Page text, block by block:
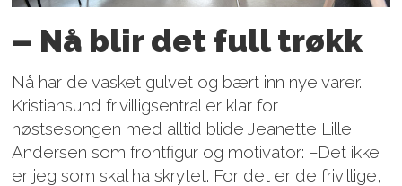
– Nå blir det full trøkk
Nå har de vasket gulvet og bært inn nye varer.
Kristiansund frivilligsentral er klar for
høstsesongen med alltid blide Jeanette Lille
Andersen som frontfigur og motivator: –Det ikke
er jeg som skal ha skrytet. For det er de frivillige,